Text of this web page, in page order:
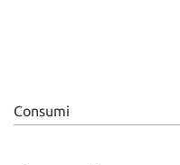
Consumi